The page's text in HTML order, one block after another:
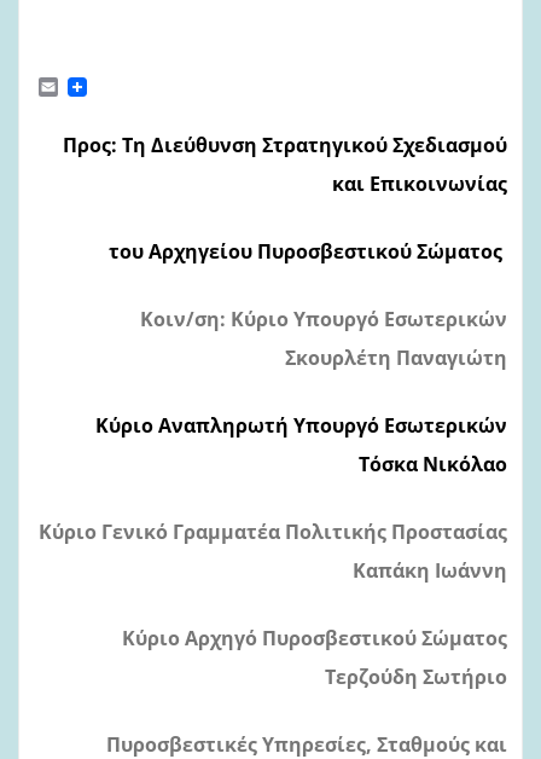
E
m
Προς: Τη Διεύθυνση Στρατηγικού Σχεδιασμού
και Επικοινωνίας
του Αρχηγείου Πυροσβεστικού Σώματος
Κοιν/ση: Κύριο Υπουργό Εσωτερικών
Σκουρλέτη Παναγιώτη
Κύριο Αναπληρωτή Υπουργό Εσωτερικών
Τόσκα Νικόλαο
Κύριο Γενικό Γραμματέα Πολιτικής Προστασίας
Καπάκη Ιωάννη
Κύριο Αρχηγό Πυροσβεστικού Σώματος
Τερζούδη Σωτήριο
Πυροσβεστικές Υπηρεσίες, Σταθμούς και